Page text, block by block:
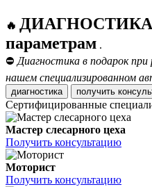
🔥 ДИАГНОСТИКА
параметрам .
⛔ Диагностика в подарок
нашем специализированном
диагностика получить
Сертифицированные
Мастер слесарного цеха
Получить консультацию
Моторист
Получить консультацию